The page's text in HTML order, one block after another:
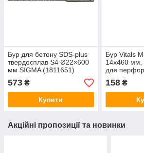
Бур для бетону SDS-plus
твердосплав S4 Ø22×600
мм SIGMA (1811651)
573 ₴
Купити
Бур Vitals
14х460 мм,
для
камінь,
158₴
Акційні пропозиції та новинки